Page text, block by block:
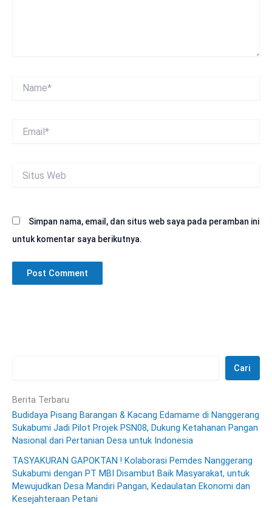
Web
Simpan nama, email, dan situs web saya pada peramban ini
untuk komentar saya berikutnya.
Cari
Berita Terbaru
Budidaya Pisang Barangan & Kacang Edamame di Nanggerang
Sukabumi Jadi Pilot Projek PSN08, Dukung Ketahanan Pangan
Nasional dari Pertanian Desa untuk Indonesia
TASYAKURAN GAPOKTAN ! Kolaborasi Pemdes Nanggerang
Sukabumi dengan PT MBI Disambut Baik Masyarakat, untuk
Mewujudkan Desa Mandiri Pangan, Kedaulatan Ekonomi dan
Kesejahteraan Petani